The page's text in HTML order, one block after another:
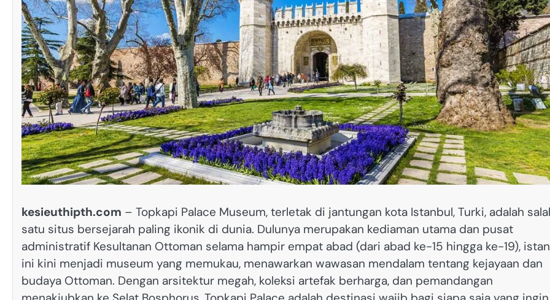
kesieuthipth.com – Topkapi Palace Museum, terletak di jantungan kota Istanbul, Turki, adalah
satu situs bersejarah paling ikonik di dunia. Dulunya merupakan kediaman utama dan pusat
administratif Kesultanan Ottoman selama hampir empat abad (dari abad ke-15 hingga ke-19),
ini kini menjadi museum yang memukau, menawarkan wawasan mendalam tentang kejayaan dan
budaya Ottoman. Dengan arsitektur megah, koleksi artefak berharga, dan pemandangan